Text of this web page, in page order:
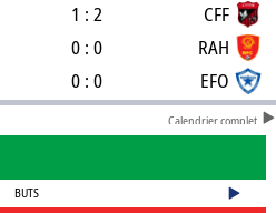
1 : 2 CFF
0 : 0 RAH
0 : 0 EFO
Calendrier complet
BUTS